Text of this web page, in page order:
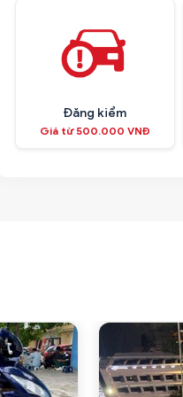
Đăng kiểm
Giá từ 500.000 VNĐ